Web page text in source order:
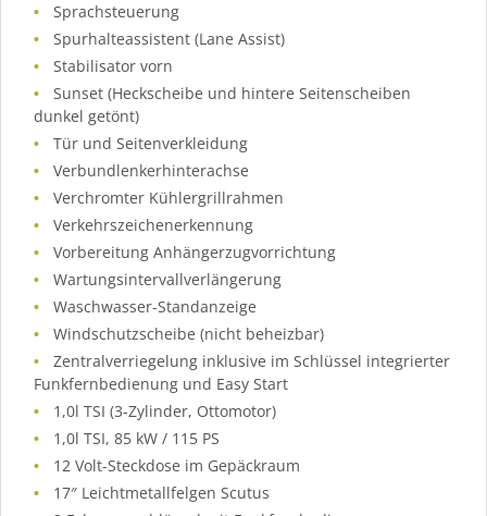
Sprachsteuerung
Spurhalteassistent (Lane Assist)
Stabilisator vorn
Sunset (Heckscheibe und hintere Seitenscheiben
dunkel getönt)
Tür und Seitenverkleidung
Verbundlenkerhinterachse
Verchromter Kühlergrillrahmen
Verkehrszeichenerkennung
Vorbereitung Anhängerzugvorrichtung
Wartungsintervallverlängerung
Waschwasser-Standanzeige
Windschutzscheibe (nicht beheizbar)
Zentralverriegelung inklusive im Schlüssel integrierter
Funkfernbedienung und Easy Start
1,0l TSI (3-Zylinder, Ottomotor)
1,0l TSI, 85 kW / 115 PS
12 Volt-Steckdose im Gepäckraum
17″ Leichtmetallfelgen Scutus